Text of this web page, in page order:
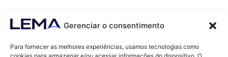
Gerenciar o consentimento
Para fornecer as melhores experiências, usamos tecnologias como